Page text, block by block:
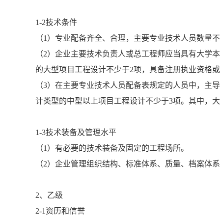
1-2技术条件
（1）专业配备齐全、合理，主要专业技术人员数
（2）企业主要技术负责人或总工程师应当具有大
的大型项目工程设计不少于2项，具备注册执业资格
（3）在主要专业技术人员配备表规定的人员中，
计类型的中型以上项目工程设计不少于3项。其中，
1-3技术装备及管理水平
（1）有必要的技术装备及固定的工程场所。
（2）企业管理组织结构、标准体系、质量、档案体
2、乙级
2-1资历和信誉